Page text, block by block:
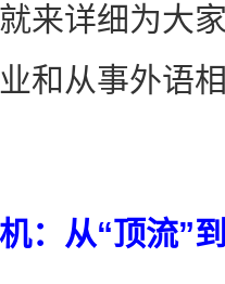
详细为大家
和从事外语
：从“顶流”